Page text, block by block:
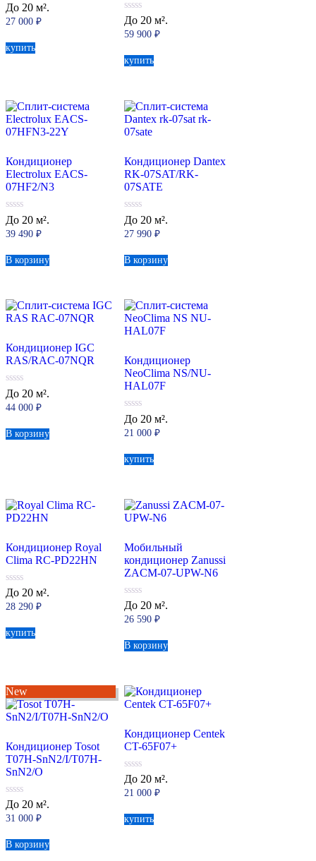
5.00
из 5
До 20 м².
27 000 ₽
купить
0
из
5
До 20 м².
59 900₽
купить
Кондиционер
Electrolux EACS-
07HF2/N3
0
из
5
До 20 м².
39 490 ₽
В корзину
Кондиционер Dantex
RK-07SAT/RK-
07SATE
0
из
5
До 20 м².
27 990₽
В корзину
Кондиционер IGC
RAS/RAC-07NQR
0
из
5
До 20 м².
44 000 ₽
В корзину
Кондиционер
NeoClima NS/NU-
HAL07F
0
из
5
До 20 м².
21 000₽
купить
Кондиционер Royal
Clima RC-PD22HN
0
из
5
До 20 м².
28 290 ₽
купить
Мобильный
кондиционер Zanussi
ZACM-07-UPW-N6
0
из
5
До 20 м².
26 590₽
В корзину
New
Кондиционер Tosot
T07H-SnN2/I/T07H-
SnN2/O
0
из
5
До 20 м².
31 000 ₽
В корзину
Кондиционер Centek
CT-65F07+
0
из
5
До 20 м².
21 000₽
купить